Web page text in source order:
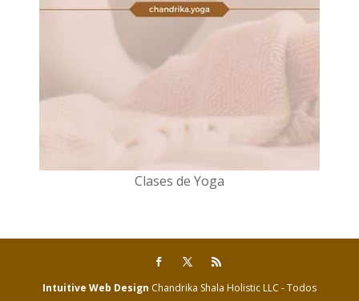
Clases de Yoga
Intuitive Web Design Chandrika Shala Holistic LLC - Todos